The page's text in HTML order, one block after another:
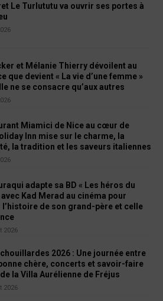
Le Turlututu va ouvrir ses portes à
et Mélanie Thierry dévoilent au
que devient « La vie d’une femme »
ne se consacre qu’aux autres
Miamici de Nice au cœur de
Inn mise sur le charme, la
la tradition et les saveurs italiennes
adapte sa BD « Les héros du
avec Kad Merad au cinéma pour
de son grand-père et celle
2026
2026 : Une journée entre
chère, concerts et savoir-faire
la Villa Aurélienne de Fréjus
2026